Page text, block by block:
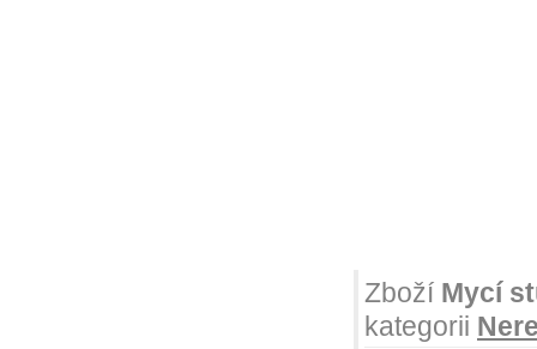
Zboží Mycí
kategorii